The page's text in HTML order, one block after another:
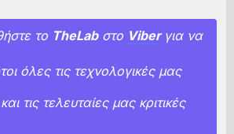
το TheLabστο Viber για να
όλες τις τεχνολογικές μας
τις τελευταίες μας κριτικές